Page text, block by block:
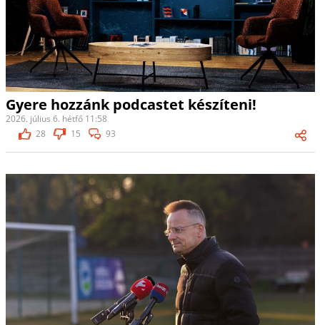
Gyere hozzánk podcastet készíteni!
2026. július 6. hétfő 11:58
28
15 93